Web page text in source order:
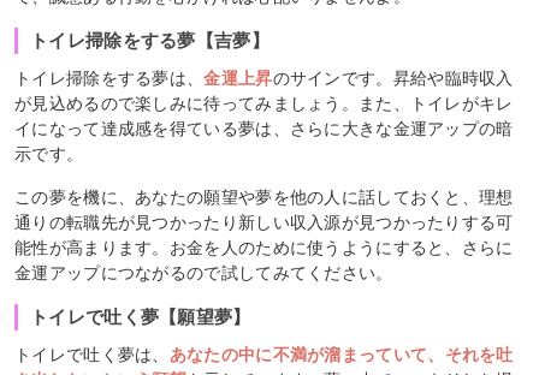
トイレ掃除をする夢【吉夢】
トイレ掃除をする夢は、金運上昇のサインです。昇給や臨時収入
が見込めるので楽しみに待ってみましょう。また、トイレがキレ
イになって達成感を得ている夢は、さらに大きな金運アップの暗
示です。
この夢を機に、あなたの願望や夢を他の人に話しておくと、理想
通りの転職先が見つかったり新しい収入源が見つかったりする可
能性が高まります。お金を人のために使うようにすると、さらに
金運アップにつながるので試してみてください。
トイレで吐く夢【願望夢】
トイレで吐く夢は、 あなたの中に不満が溜まっていて、それを吐